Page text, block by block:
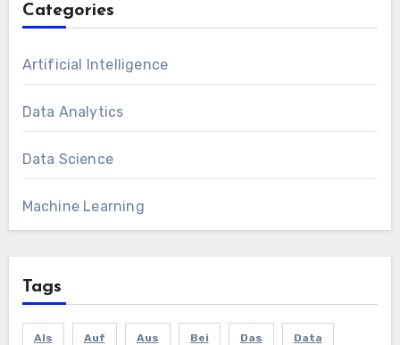
Categories
Artificial Intelligence
Data Analytics
Data Science
Machine Learning
Tags
Als Auf Aus Bei Das Data